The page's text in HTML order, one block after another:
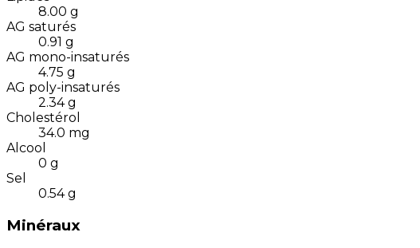
8.00 g
AG saturés
0.91 g
AG mono-insaturés
4.75 g
AG poly-insaturés
2.34 g
Cholestérol
34.0 mg
Alcool
0 g
Sel
0.54 g
Minéraux